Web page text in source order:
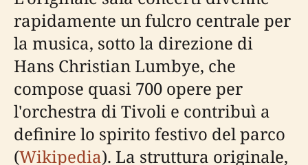
rapidamente un fulcro centrale per
la musica, sotto la direzione di
Hans Christian Lumbye, che
compose quasi 700 opere per
l'orchestra di Tivoli e contribuì a
definire lo spirito festivo del parco
(Wikipedia). La struttura originale,